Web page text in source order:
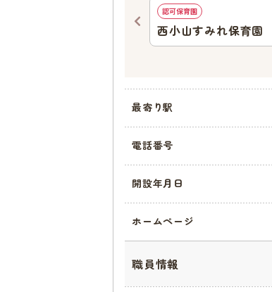
認可保育園
西小山すみれ保育園
最寄り駅
電話番号
開設年月日
ホームページ
職員情報